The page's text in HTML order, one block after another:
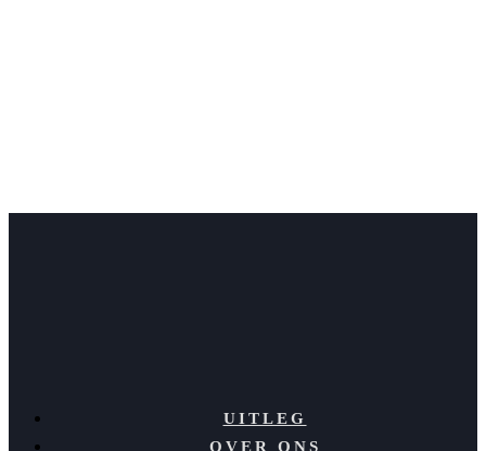
UITLEG
OVER ONS